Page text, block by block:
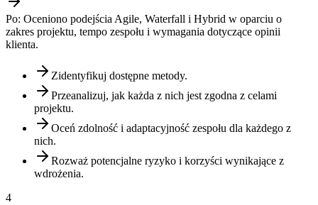
Po: Oceniono podejścia Agile, Waterfall i Hybrid w oparciu o
zakres projektu, tempo zespołu i wymagania dotyczące opinii
klienta.
Zidentyfikuj dostępne metody.
Przeanalizuj, jak każda z nich jest zgodna z celami
projektu.
Oceń zdolność i adaptacyjność zespołu dla każdego z
nich.
Rozważ potencjalne ryzyko i korzyści wynikające z
wdrożenia.
4